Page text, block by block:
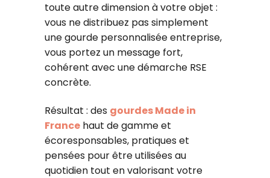
toute autre dimension à votre objet :
vous ne distribuez pas simplement
une gourde personnalisée entreprise,
vous portez un message fort,
cohérent avec une démarche RSE
concrète.
Résultat : des gourdes Made in
France haut de gamme et
écoresponsables, pratiques et
pensées pour être utilisées au
quotidien tout en valorisant votre